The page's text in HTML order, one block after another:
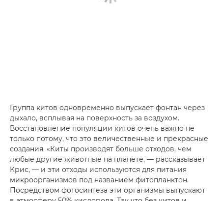
Группа китов одновременно выпускает фонтан через
дыхало, всплывая на поверхность за воздухом.
Восстановление популяции китов очень важно не
только потому, что это величественные и прекрасные
создания. «Киты производят больше отходов, чем
любые другие животные на планете, — рассказывает
Крис, — и эти отходы используются для питания
микроорганизмов под названием фитопланктон.
Посредством фотосинтеза эти организмы выпускают